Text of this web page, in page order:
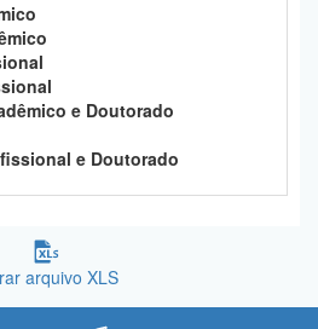
e Doutorado
e Doutorado
arquivo XLS